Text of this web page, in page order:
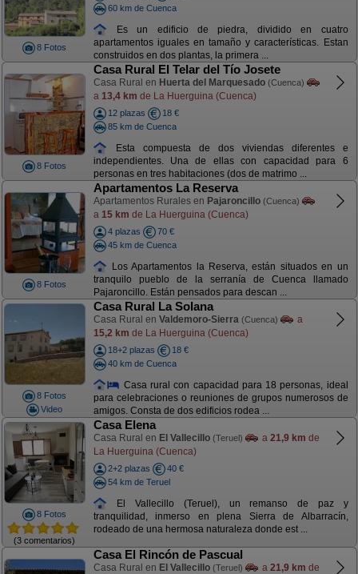
8 Fotos
60 km de Cuenca
Es un edificio de piedra, dividido en cuatro
apartamentos iguales en tamaño y características. Estan
construidos en dos plantas, la primera ...
8 Fotos
Casa Rural El Telar del Tío Josete
Casa Rural en Huerta del Marquesado (Cuenca)
a 13,4 km de La Huerguina (Cuenca)
12 plazas
18 €
85 km de Cuenca
Esta compuesta de dos viviendas diferentes e
independientes. Una de ellas con capacidad para 6
personas en tres habitaciones (dos de matrimo ...
8 Fotos
Apartamentos La Reserva
Apartamentos Rurales en Pajaroncillo (Cuenca)
a 15 km de La Huerguina (Cuenca)
4 plazas
70 €
45 km de Cuenca
Los Apartamentos la Reserva, están situados en un
tranquilo pueblo de la serranía de Cuenca llamado
Pajaroncillo. Están pensados para descan ...
8 Fotos
Video
Casa Rural La Solana
Casa Rural en Valdemoro-Sierra (Cuenca)
a
15,2 km de La Huerguina (Cuenca)
18+2 plazas
18 €
40 km de Cuenca
Casa rural con capacidad para 18 personas, ideal
para celebraciones o reuniones de grupos numerosos de
amigos. Consta de dos edificios rodea ...
8 Fotos
(3 comentarios)
Casa Elena
Casa Rural en El Vallecillo (Teruel) a 21,9 km de
La Huerguina (Cuenca)
2+2 plazas
40 €
54 km de Teruel
El Vallecillo (Teruel), un remanso de paz y
tranquilidad, inmerso en plena Sierra de Albarracín,
rodeado de una hermosa naturaleza donde est ...
Casa El Rincón de Pascual
Casa Rural en El Vallecillo (Teruel) a 21,9 km de